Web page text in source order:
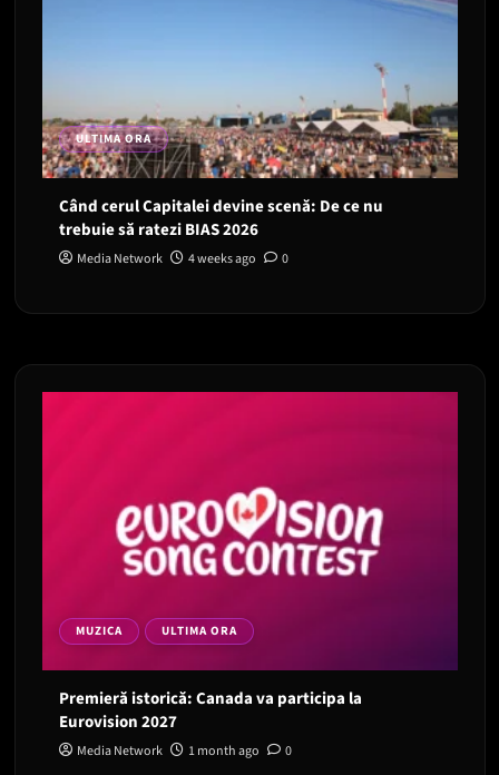
ULTIMA ORA
Când cerul Capitalei devine scenă: De ce nu
trebuie să ratezi BIAS 2026
Media Network 4 weeks ago 0
MUZICA ULTIMA ORA
Premieră istorică: Canada va participa la
Eurovision 2027
Media Network 1 month ago 0